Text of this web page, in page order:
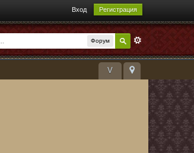
Вход Регистрация
Форум
V